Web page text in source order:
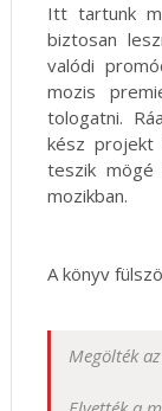
Itt tartunk
biztosan
valódi
mozis
tologatni.
kész projekt
teszik
mozikban.
A könyv
Megölték